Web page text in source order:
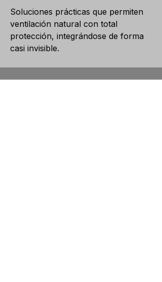
Soluciones prácticas que permiten
ventilación natural con total
protección, integrándose de forma
casi invisible.